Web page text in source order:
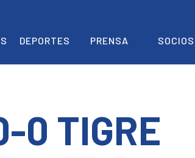
DEPORTES PRENSA SOCIOS
0 TIGRE